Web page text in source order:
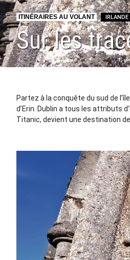
ITINÉRAIRES AU VOLANT IRLANDE
Sur les
Partez à la conquête du sud de
d’Erin. Dublin a tous les attributs
Titanic, devient une destination